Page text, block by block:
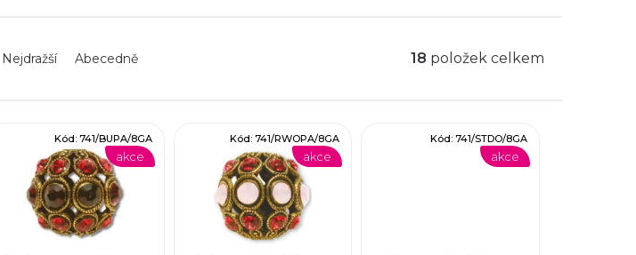
Nejdražší Abecedně 18 položek celkem
akce
Kód: 741/BUPA/8GA
akce
Kód:741/RWOPA/8GA
akce
Kód: 741/STDO/8GA